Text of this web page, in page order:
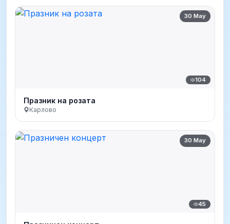
30 May
104
Празник на розата
Карлово
30 May
45